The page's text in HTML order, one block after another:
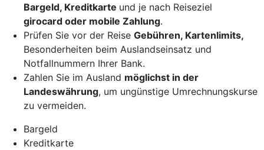
Bargeld, Kreditkarte und je nach Reiseziel
girocard oder mobile Zahlung.
Prüfen Sie vor der Reise Gebühren, Kartenlimits,
Besonderheiten beim Auslandseinsatz und
Notfallnummern Ihrer Bank.
Zahlen Sie im Ausland möglichst in der
Landeswährung, um ungünstige Umrechnungskurse
zu vermeiden.
Bargeld
Kreditkarte